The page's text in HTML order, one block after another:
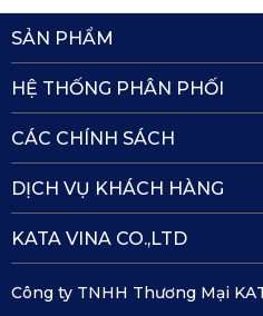
SẢN PHẨM
HỆ THỐNG PHÂN PHỐI
CÁC CHÍNH SÁCH
DỊCH VỤ KHÁCH HÀNG
KATA VINA CO.,LTD
Công ty TNHH Thương Mại